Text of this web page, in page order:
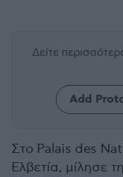
Δείτε
Add
Στο Palais des
Ελβετία, μίλησε